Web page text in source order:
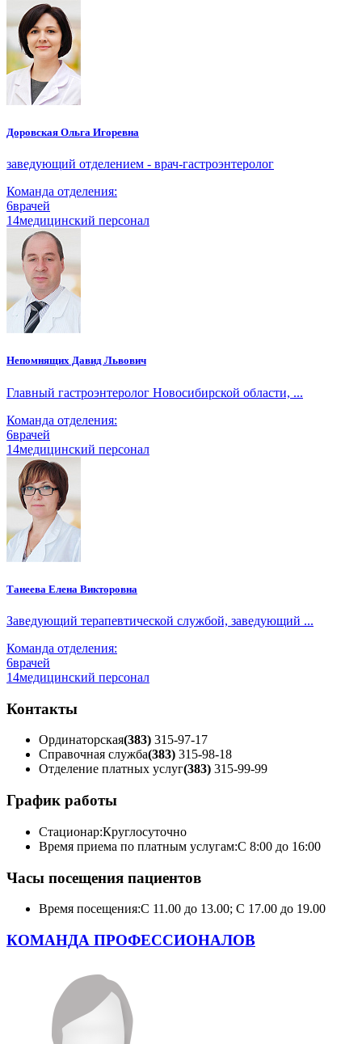
Доровская Ольга Игоревна
заведующий отделением - врач-гастроэнтеролог
Команда отделения:
6врачей
14медицинский персонал
Непомнящих Давид Львович
Главный гастроэнтеролог Новосибирской области, ...
Команда отделения:
6врачей
14медицинский персонал
Танеева Елена Викторовна
Заведующий терапевтической службой, заведующий ...
Команда отделения:
6врачей
14медицинский персонал
Контакты
Ординаторская(383) 315-97-17
Справочная служба(383) 315-98-18
Отделение платных услуг(383) 315-99-99
График работы
Стационар:Круглосуточно
Время приема по платным услугам:С 8:00 до 16:00
Часы посещения пациентов
Время посещения:С 11.00 до 13.00; С 17.00 до 19.00
КОМАНДА ПРОФЕССИОНАЛОВ